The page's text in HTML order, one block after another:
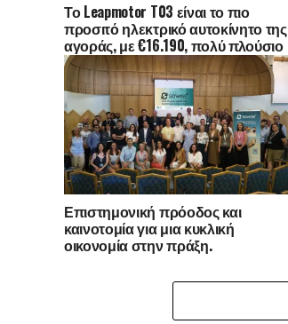
Το Leapmotor T03 είναι το πιο
προσιτό ηλεκτρικό αυτοκίνητο της
αγοράς, με €16.190, πολύ πλούσιο
εξοπλισμό και δωρεάν επιλογή
χρώματος
Επιστημονική πρόοδος και
καινοτομία για μια κυκλική
οικονομία στην πράξη.